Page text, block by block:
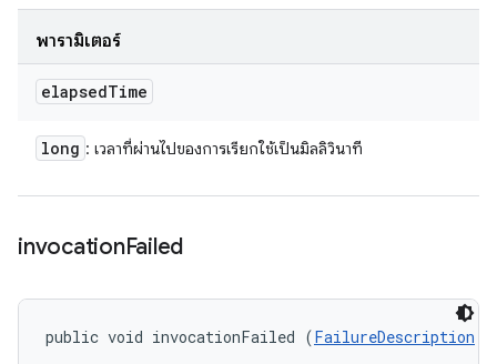
พารามิเตอร์
elapsedTime
long : เวลาที่ผ่านไปของการเรียกใช้เป็นมิลลิวินาที
invocationFailed
public void invocationFailed (FailureDescription